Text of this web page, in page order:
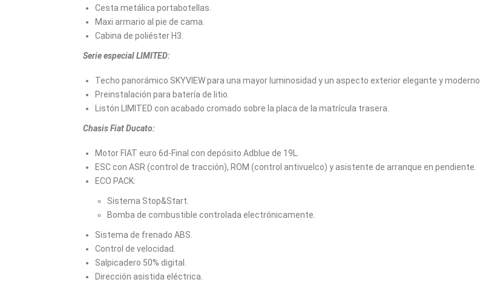
Cesta metálica portabotellas.
Maxi armario al pie de cama.
Cabina de poliéster H3.
Serie especial LIMITED:
Techo panorámico SKYVIEW para una mayor luminosidad y un aspecto exterior elegante y moderno.
Preinstalación para batería de litio.
Listón LIMITED con acabado cromado sobre la placa de la matrícula trasera.
Chasis Fiat Ducato:
Motor FIAT euro 6d-Final con depósito Adblue de 19L.
ESC con ASR (control de tracción), ROM (control antivuelco) y asistente de arranque en pendiente.
ECO PACK:
Sistema Stop&Start.
Bomba de combustible controlada electrónicamente.
Sistema de frenado ABS.
Control de velocidad.
Salpicadero 50% digital.
Dirección asistida eléctrica.